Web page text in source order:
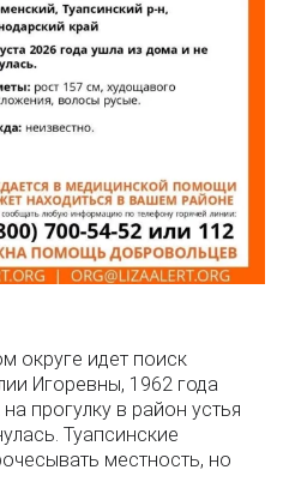
округе идет поиск
Игоревны, 1962 года
прогулку в район устья
Туапсинские
местность, но